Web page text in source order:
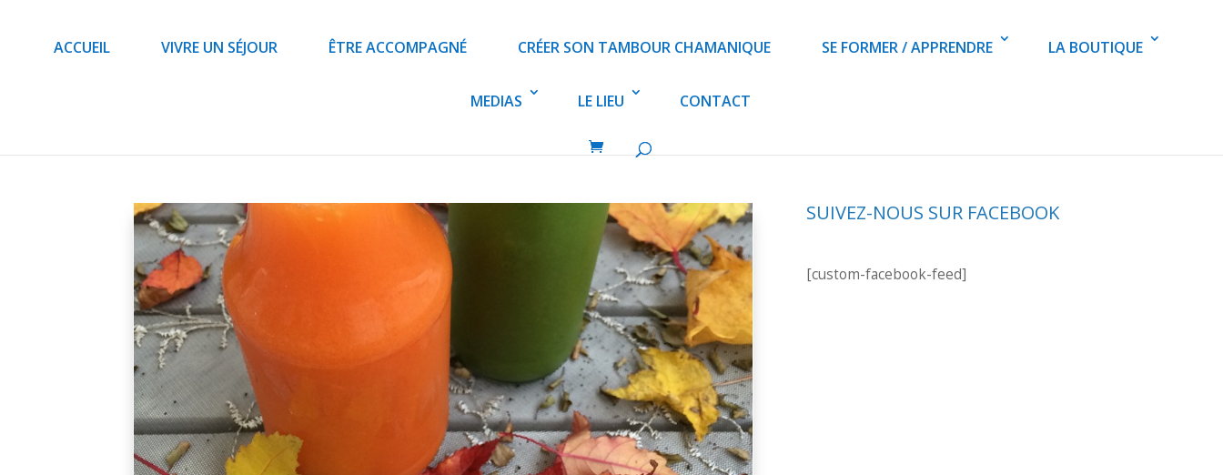
ACCUEIL VIVRE UN SÉJOUR ÊTRE ACCOMPAGNÉ CRÉER SON TAMBOUR CHAMANIQUE SE FORMER / APPRENDRE LA BOUTIQUE
MEDIAS LE LIEU CONTACT
SUIVEZ-NOUS SUR FACEBOOK
[custom-facebook-feed]